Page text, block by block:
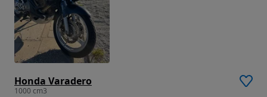
Honda Varadero
1000 cm3